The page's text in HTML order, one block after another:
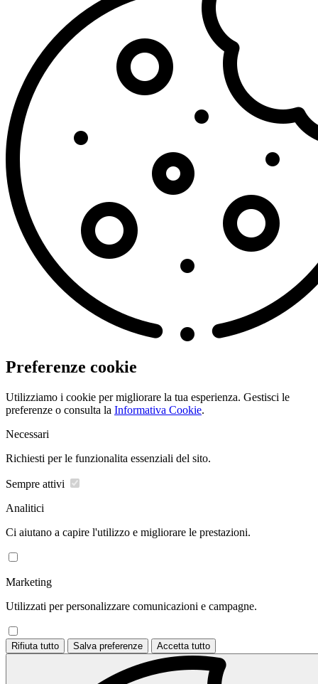
Preferenze cookie
Utilizziamo i cookie per migliorare la tua esperienza. Gestisci le
preferenze o consulta la Informativa Cookie.
Necessari
Richiesti per le funzionalita essenziali del sito.
Sempre attivi
Analitici
Ci aiutano a capire l'utilizzo e migliorare le prestazioni.
Marketing
Utilizzati per personalizzare comunicazioni e campagne.
Rifiuta tutto Salva preferenze Accetta tutto